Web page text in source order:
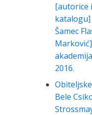
[autorice
katalogu]
Šamec
2016.
Bele